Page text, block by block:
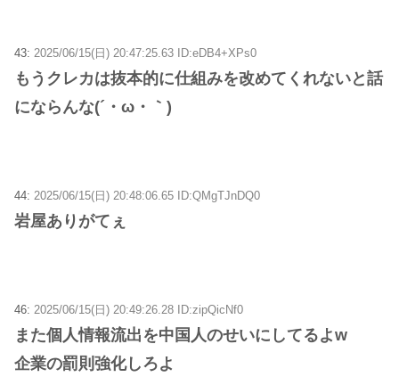
43: 2025/06/15(日) 20:47:25.63 ID:eDB4+XPs0
もうクレカは抜本的に仕組みを改めてくれないと話
にならんな(´・ω・｀)
44: 2025/06/15(日) 20:48:06.65 ID:QMgTJnDQ0
岩屋ありがてぇ
46: 2025/06/15(日) 20:49:26.28 ID:zipQicNf0
また個人情報流出を中国人のせいにしてるよw
企業の罰則強化しろよ